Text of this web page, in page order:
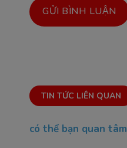
GỬI BÌNH LUẬN
TIN TỨC LIÊN QUAN
có thể bạn quan tâm